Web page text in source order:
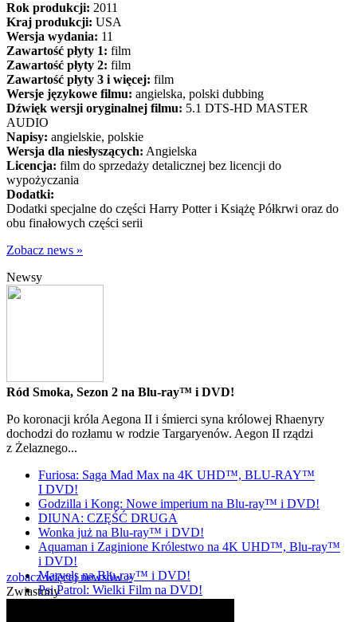
Rok produkcji: 2011
Kraj produkcji: USA
Wersja wydania: 11
Zawartość płyty 1: film
Zawartość płyty 2: film
Zawartość płyty 3 i więcej: film
Wersje językowe filmu: angielska, polski dubbing
Dźwięk wersji oryginalnej filmu: 5.1 DTS-HD MASTER
AUDIO
Napisy: angielskie, polskie
Wersja dla niesłyszących: Angielska
Licencja: film do sprzedaży detalicznej bez licencji do
wypożyczania
Dodatki:
Dodatki specjalne do części Harry Potter i Książę Półkrwi oraz do
obu finałowych części serii
Zobacz news »
Newsy
Ród Smoka, Sezon 2 na Blu-ray™ i DVD!
Po koronacji króla Aegona II i śmierci syna królowej Rhaenyry
dochodzi do rozłamu w rodzie Targaryenów. Aegon II rządzi
z Żelaznego...
Furiosa: Saga Mad Max na 4K UHD™, BLU-RAY™
I DVD!
Godzilla i Kong: Nowe imperium na Blu-ray™ i DVD!
DIUNA: CZĘŚĆ DRUGA
Wonka już na Blu-ray™ i DVD!
Aquaman i Zaginione Królestwo na 4K UHD™, Blu-ray™
i DVD!
Marvels na Blu-ray™ i DVD!
Psi Patrol: Wielki Film na DVD!
zobacz więcej newsów »
Zwiastuny